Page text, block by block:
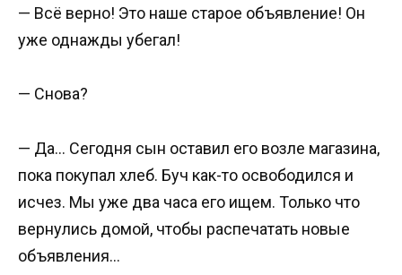
— Всё верно! Это наше старое объявление! Он
уже однажды убегал!
— Снова?
— Да… Сегодня сын оставил его возле магазина,
пока покупал хлеб. Буч как-то освободился и
исчез. Мы уже два часа его ищем. Только что
вернулись домой, чтобы распечатать новые
объявления…